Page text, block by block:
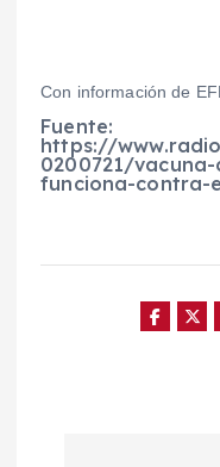
Con información de
Fuente:
https://
0200721/
funciona-contra-